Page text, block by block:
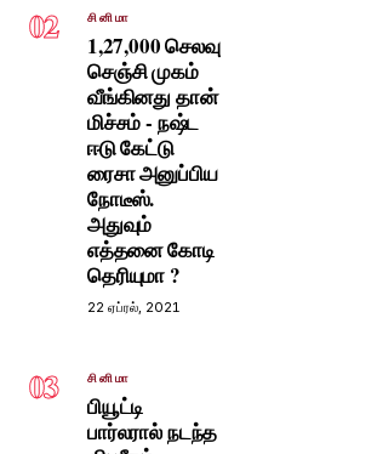
02 சினிமா
1,27,000 செலவு
செஞ்சி முகம்
வீங்கினது தான்
மிச்சம் - நஷ்ட
ஈடு கேட்டு
ரைசா அனுப்பிய
நோடீஸ்.
அதுவும்
எத்தனை கோடி
தெரியுமா ?
22 ஏப்ரல், 2021
03 சினிமா
பியூட்டி
பார்லரால் நடந்த